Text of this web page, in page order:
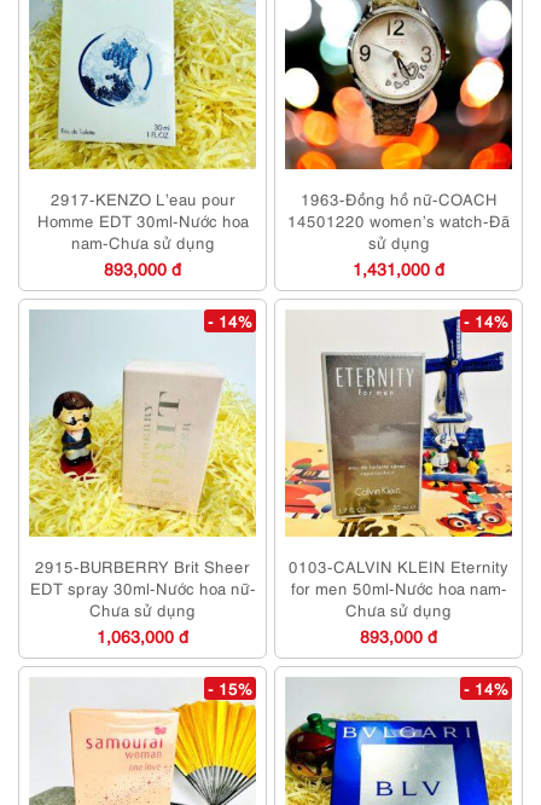
2917-KENZO L’eau pour
Homme EDT 30ml-Nước hoa
nam-Chưa sử dụng
893,000 đ
1963-Đồng hồ nữ-COACH
14501220 women’s watch-Đã
sử dụng
1,431,000 đ
- 14%
2915-BURBERRY Brit Sheer
EDT spray 30ml-Nước hoa nữ-
Chưa sử dụng
1,063,000 đ
- 14%
0103-CALVIN KLEIN Eternity
for men 50ml-Nước hoa nam-
Chưa sử dụng
893,000 đ
- 15% - 14%